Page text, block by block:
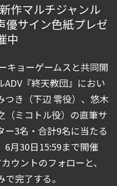
n
作マルチジャンル
優サイン色紙プレゼ
中
キョーゲームスと共同開
『終天教団』におい
つき（下辺 零役）、悠木
（ミコトル役）の直筆サ
ー3名・合計9名に当たる
6月30日15:59まで開催
ウントのフォローと、
完了する。